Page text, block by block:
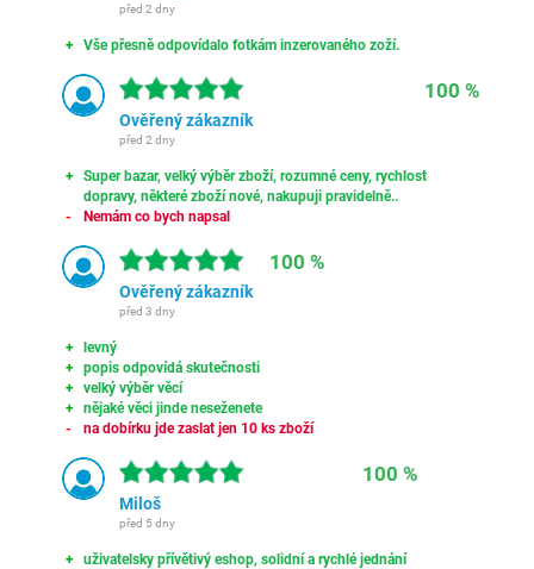
před 2 dny
Vše přesně odpovídalo fotkám inzerovaného zoží.
100 %
Ověřený zákazník
před 2 dny
Super bazar, velký výběr zboží, rozumné ceny, rychlost
dopravy, některé zboží nové, nakupuji pravidelně..
Nemám co bych napsal
100 %
Ověřený zákazník
před 3 dny
levný
popis odpovídá skutečnosti
velký výběr věcí
nějaké věci jinde neseženete
na dobírku jde zaslat jen 10 ks zboží
100 %
Miloš
před 5 dny
uživatelsky přívětivý eshop, solidní a rychlé jednání